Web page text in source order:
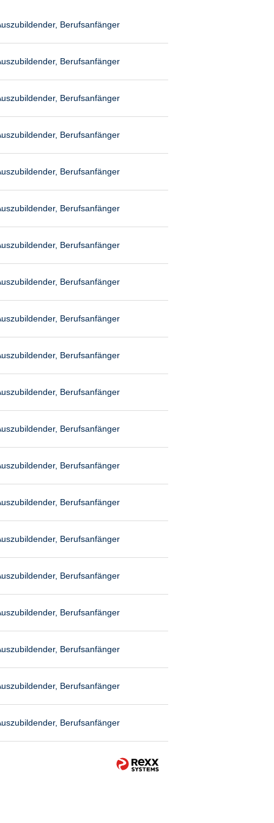
Berufsanfänger
Berufsanfänger
Berufsanfänger
Berufsanfänger
Berufsanfänger
Berufsanfänger
Berufsanfänger
Berufsanfänger
Berufsanfänger
Berufsanfänger
Berufsanfänger
Berufsanfänger
Berufsanfänger
Berufsanfänger
Berufsanfänger
Berufsanfänger
Berufsanfänger
Berufsanfänger
Berufsanfänger
Berufsanfänger